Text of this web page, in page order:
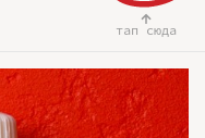
тап сюда